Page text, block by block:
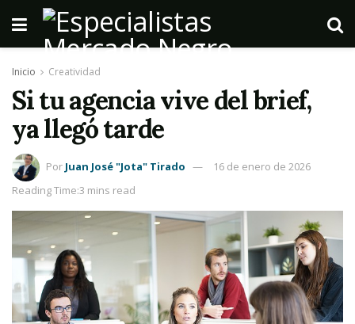
Inicio Creatividad
Si tu agencia vive del brief,
ya llegó tarde
Por Juan José "Jota" Tirado
16 de enero de 2026
Reading Time:3 mins read